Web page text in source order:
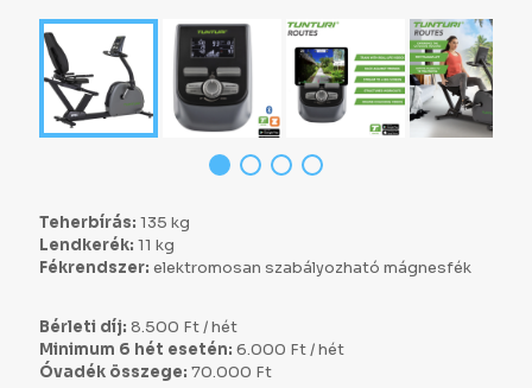
Teherbírás: 135 kg
Lendkerék: 11 kg
Fékrendszer: elektromosan szabályozható mágnesfék
Bérleti díj: 8.500 Ft / hét
Minimum 6 hét esetén: 6.000 Ft / hét
Óvadék összege: 70.000 Ft